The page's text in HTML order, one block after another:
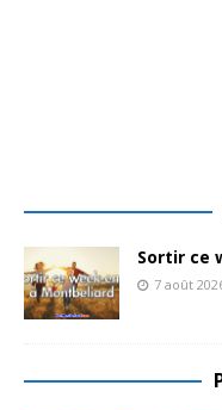
Sortir ce
7 août